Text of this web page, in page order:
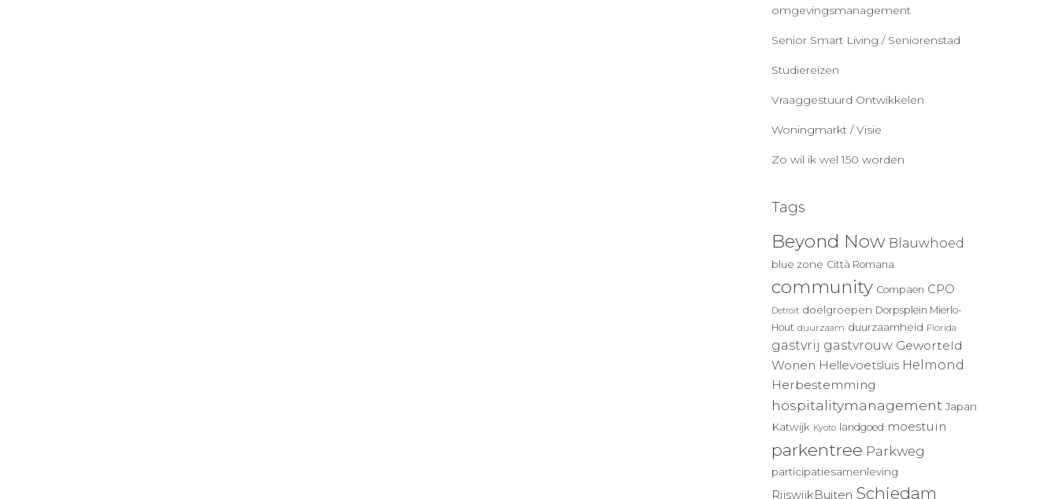
omgevingsmanagement
Senior Smart Living / Seniorenstad
Studiereizen
Vraaggestuurd Ontwikkelen
Woningmarkt / Visie
Zo wil ik wel 150 worden
Tags
Beyond Now Blauwhoed
blue zone Città Romana
community Compaen CPO
Detroit doelgroepen Dorpsplein Mierlo-
Hout duurzaam duurzaamheid Florida
gastvrij gastvrouw Geworteld
Wonen Hellevoetsluis Helmond
Herbestemming
hospitalitymanagement Japan
Katwijk Kyoto landgoed moestuin
parkentree Parkweg
participatiesamenleving
RijswijkBuiten Schiedam